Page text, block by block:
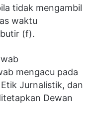
tidak mengambil
waktu
(f).
mengacu pada
Jurnalistik, dan
Dewan